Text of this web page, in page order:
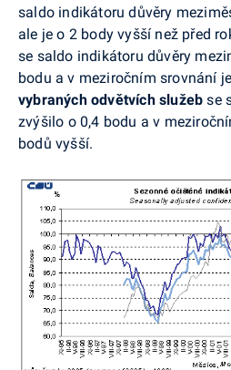
saldo indikátoru důvěry
ale je o 2 body vyšší než před
se saldo indikátoru důvěry
bodu a v meziročním srovnání
vybraných odvětvích služeb se
zvýšilo o 0,4 bodu a v
bodů vyšší.